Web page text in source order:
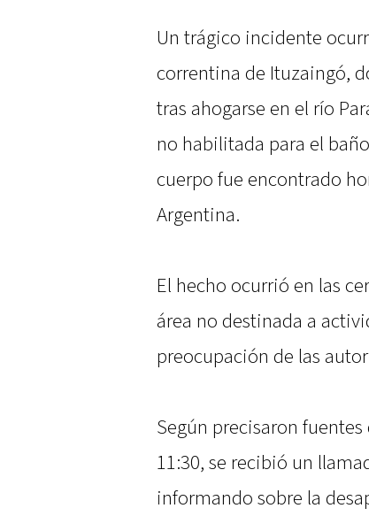
Un trágico incidente
correntina de Ituzaingó,
tras ahogarse en el río
no habilitada para el
cuerpo fue encontrado
Argentina.
El hecho ocurrió en las
área no destinada a
preocupación de las
Según precisaron
11:30, se recibió un
informando sobre la